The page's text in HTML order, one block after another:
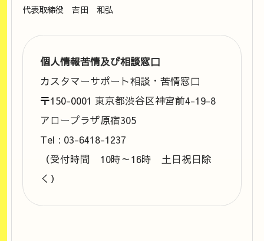
代表取締役 吉田 和弘
個人情報苦情及び相談窓口
カスタマーサポート相談・苦情窓口
〒150-0001 東京都渋谷区神宮前4-19-8
アロープラザ原宿305
Tel : 03-6418-1237
（受付時間 10時～16時 土日祝日除
く）